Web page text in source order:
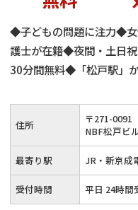
◆子どもの問題に注力◆女
護士が在籍◆夜間・土日
30分間無料◆「松戸駅」
プライバシーに配慮し
実績多数
住所 〒271-0091
NBF松戸ビ
最寄り駅 JR・新京成
受付時間 平日 24時間